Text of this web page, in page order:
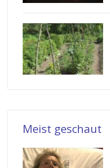
Meist geschaut